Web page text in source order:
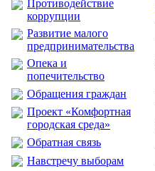
Противодействие
коррупции
Развитие малого
предпринимательства
Опека и
попечительство
Обращения граждан
Проект «Комфортная
городская среда»
Обратная связь
Навстречу выборам